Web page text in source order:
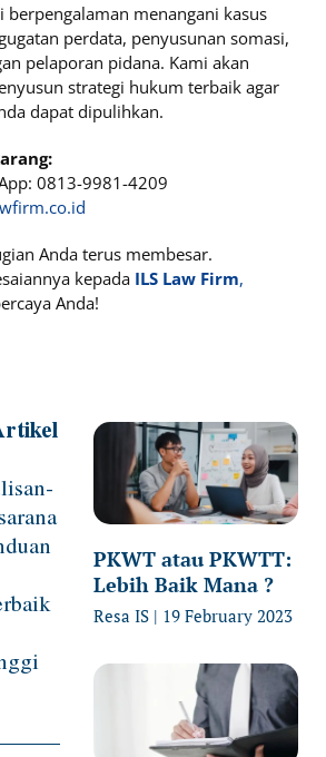
berpengalaman menangani kasus
perdata, penyusunan somasi,
pelaporan pidana. Kami akan
strategi hukum terbaik agar
dapat dipulihkan.
0813-9981-4209
Anda terus membesar.
kepada ILS Law Firm,
Anda!
PKWT atau PKWTT:
Lebih Baik Mana ?
Resa IS 19 February 2023
PagePagePagePagePage